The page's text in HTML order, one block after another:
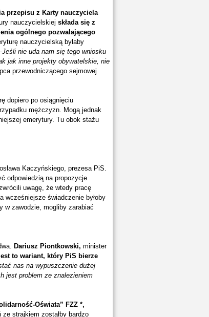
przepisu z Karty nauczyciela
nauczycielskiej składa się z
ogólnego pozwalającego
nauczycielską byłaby
Jeśli nie uda nam się tego wniosku
jak inne projekty obywatelskie, nie
przewodniczącego sejmowej
dopiero po osiągnięciu
mężczyzn. Mogą jednak
emerytury. Tu obok stażu
Kaczyńskiego, prezesa PiS.
odpowiedzią na propozycje
uwagę, że wtedy pracę
wcześniejsze świadczenie byłoby
w zawodzie, mogliby zarabiać
Dariusz Piontkowski, minister
to wariant, który PiS bierze
nas na wypuszczenie dużej
jest problem ze znalezieniem
Oświata” FZZ*,
strajkiem zostałby bardzo